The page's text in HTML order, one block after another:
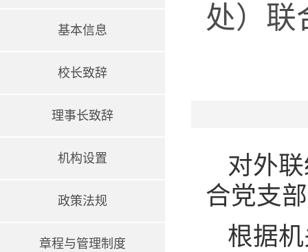
基本信息
校长致辞
理事长致辞
机构设置
政策法规
章程与管理制度
处）联
对外
合党支部
根据